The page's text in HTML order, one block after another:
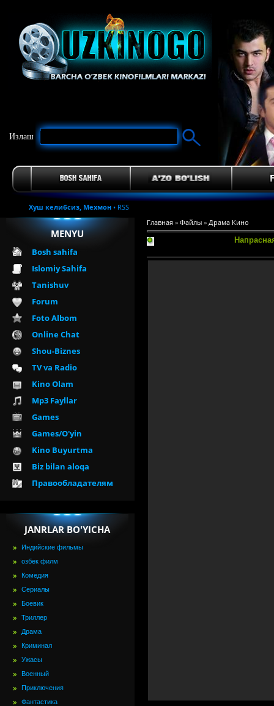
Излаш
Хуш келибсиз, Мехмон • RSS
MENYU
Bosh sahifa
Islomiy Sahifa
Tanishuv
Forum
Foto Albom
Online Chat
Shou-Biznes
TV va Radio
Kino Olam
Mp3 Fayllar
Games
Games/O'yin
Kino Buyurtma
Biz bilan aloqa
Правообладателям
JANRLAR BO'YICHA
Индийские фильмы
озбек филм
Комедия
Сериалы
Боевик
Триллер
Драма
Криминал
Ужасы
Военный
Приключения
Фантастика
Главная » Файлы » Драма Кино